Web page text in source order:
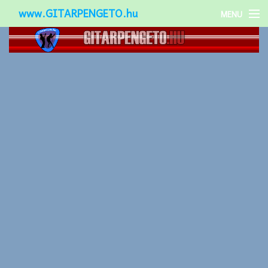
www.GITARPENGETO.hu MENU
Népszerű-